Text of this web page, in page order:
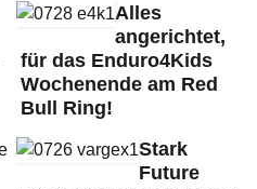
Alles
angerichtet,
für das Enduro4Kids
Wochenende am Red
Bull Ring!
Stark
Future